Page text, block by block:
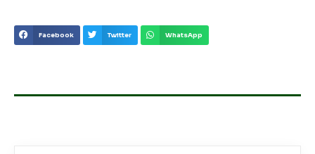
Facebook Twitter WhatsApp